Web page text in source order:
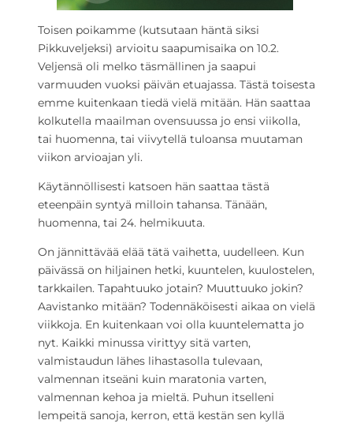
Toisen poikamme (kutsutaan häntä siksi
Pikkuveljeksi) arvioitu saapumisaika on 10.2.
Veljensä oli melko täsmällinen ja saapui
varmuuden vuoksi päivän etuajassa. Tästä toisesta
emme kuitenkaan tiedä vielä mitään. Hän saattaa
kolkutella maailman ovensuussa jo ensi viikolla,
tai huomenna, tai viivytellä tuloansa muutaman
viikon arvioajan yli.
Käytännöllisesti katsoen hän saattaa tästä
eteenpäin syntyä milloin tahansa. Tänään,
huomenna, tai 24. helmikuuta.
On jännittävää elää tätä vaihetta, uudelleen. Kun
päivässä on hiljainen hetki, kuuntelen, kuulostelen,
tarkkailen. Tapahtuuko jotain? Muuttuuko jokin?
Aavistanko mitään? Todennäköisesti aikaa on vielä
viikkoja. En kuitenkaan voi olla kuuntelematta jo
nyt. Kaikki minussa virittyy sitä varten,
valmistaudun lähes lihastasolla tulevaan,
valmennan itseäni kuin maratonia varten,
valmennan kehoa ja mieltä. Puhun itselleni
lempeitä sanoja, kerron, että kestän sen kyllä